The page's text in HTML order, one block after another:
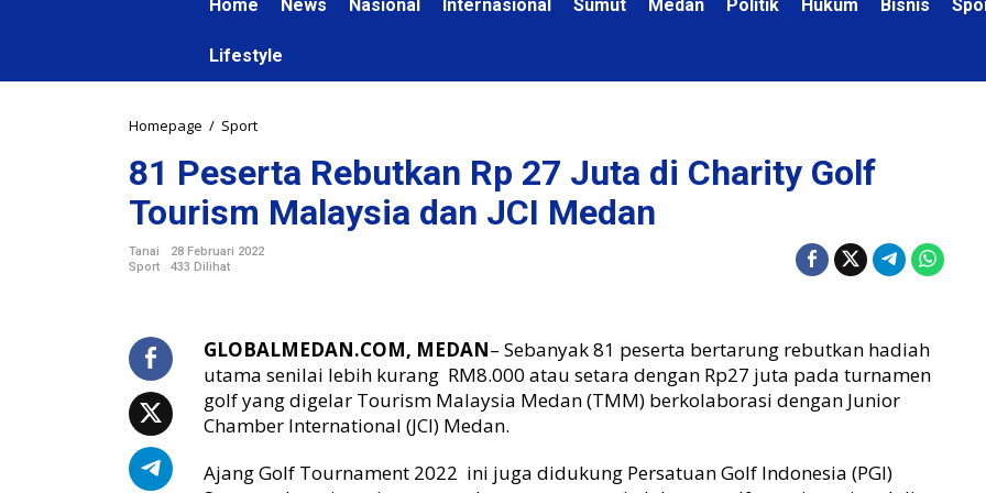
Home News Nasional Internasional Sumut Medan Politik Hukum Bisnis
Lifestyle
Homepage / Sport
P
e
r
e
b
t
k
n
81 Peserta Rebutkan Rp 27 Juta di Charity Golf
Tourism Malaysia dan JCI Medan
Tanai
28 Februari 2022
Sport
433 Dilihat
GLOBALMEDAN.COM, MEDAN– Sebanyak 81 peserta bertarung rebutkan hadiah
utama senilai lebih kurang RM8.000 atau setara dengan Rp27 juta pada turnamen
golf yang digelar Tourism Malaysia Medan (TMM) berkolaborasi dengan Junior
Chamber International (JCI) Medan.
Ajang Golf Tournament 2022 ini juga didukung Persatuan Golf Indonesia (PGI)